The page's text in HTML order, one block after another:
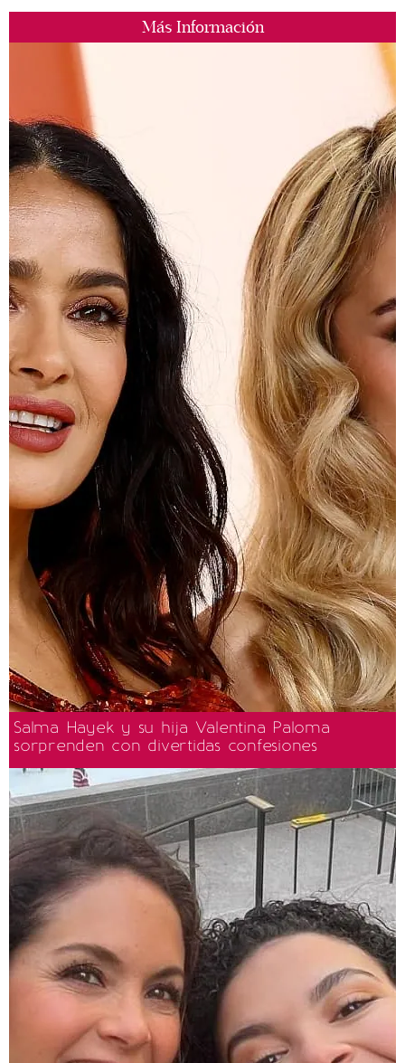
Más Información
Salma Hayek y su hija Valentina Paloma
sorprenden con divertidas confesiones